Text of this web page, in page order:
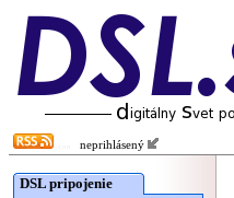
neprihlásený
DSL pripojenie